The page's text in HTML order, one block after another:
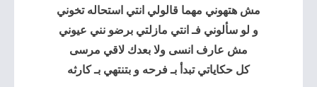
مش هتهوني مهما قالولي انتي استحاله تخوني
و لو سألوني فـ انتي مازلتي برضو نني عيوني
مش عارف انسى ولا بعدك لاقي مرسى
كل حكاياتي تبدأ بـ فرحه و بتنتهي بـ كارثه